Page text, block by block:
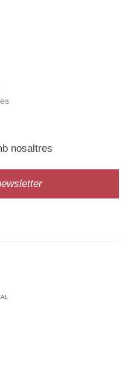
nosaltres